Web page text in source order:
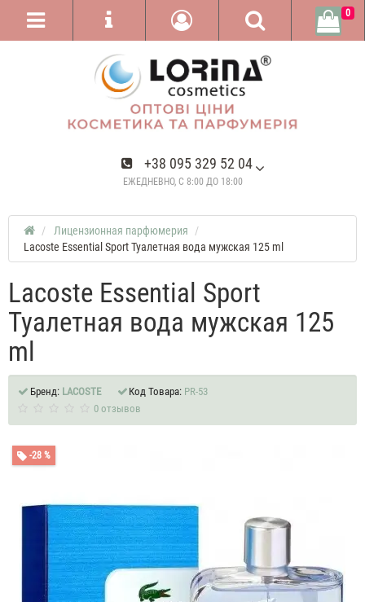
+38 095 329 52 04
ЕЖЕДНЕВНО, С 8:00 ДО 18:00
0
Лицензионная парфюмерия
Lacoste Essential Sport Туалетная вода мужская 125 ml
Lacoste Essential Sport
Туалетная вода мужская 125
ml
Бренд: LACOSTE Код Товара: PR-53
0 отзывов
-28 %